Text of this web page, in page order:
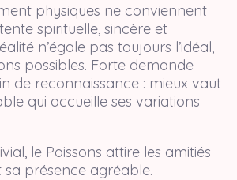
physiques ne conviennent
spirituelle, sincère et
n’égale pas toujours l’idéal,
possibles. Forte demande
de reconnaissance : mieux vaut
qui accueille ses variations
le Poissons attire les amitiés
présence agréable.